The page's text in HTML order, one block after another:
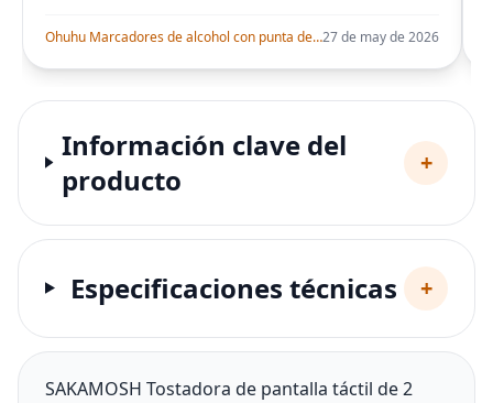
Ohuhu Marcadores de alcohol con punta de pincel – Juego de marcadores artísticos de doble punta con certificación AP para artistas adultos27 de may de 2026
Información clave del
producto
+
Especificaciones técnicas +
SAKAMOSH Tostadora de pantalla táctil de 2